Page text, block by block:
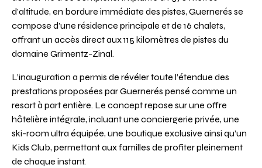
d’altitude, en bordure immédiate des pistes, Guernerés se
compose d’une résidence principale et de 16 chalets,
offrant un accès direct aux 115 kilomètres de pistes du
domaine Grimentz-Zinal.
L’inauguration a permis de révéler toute l’étendue des
prestations proposées par Guernerés pensé comme un
resort à part entière. Le concept repose sur une offre
hôtelière intégrale, incluant une conciergerie privée, une
ski-room ultra équipée, une boutique exclusive ainsi qu’un
Kids Club, permettant aux familles de profiter pleinement
de chaque instant.